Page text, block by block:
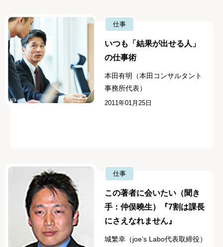
仕事
いつも「結果が出せる人」
の仕事術
本田有明（本田コンサルタント
事務所代表）
2011年01月25日
仕事
この著者に会いたい（聞き
手：仲俣曉生）『7割は課長
にさえなれません』
城繁幸（joe’s Labo代表取締役）